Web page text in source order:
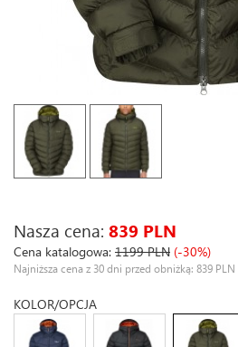
Nasza cena: 839 PLN
Cena katalogowa: 1199 PLN (-30%)
Najniższa cena z 30 dni przed obniżką: 839 PLN
KOLOR/OPCJA